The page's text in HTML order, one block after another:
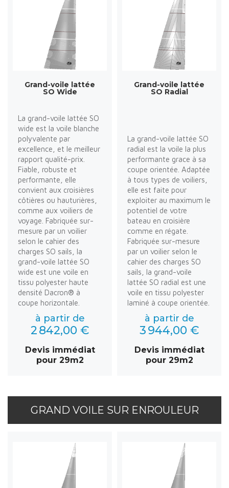
Grand-voile lattée
SO Wide
La grand-voile lattée SO
wide est la voile blanche
polyvalente par
excellence, et le meilleur
rapport qualité-prix.
Fiable, robuste et
performante, elle
convient aux croisières
côtières ou hauturières,
comme aux voiliers de
voyage. Fabriquée sur-
mesure par un voilier
selon le cahier des
charges SO sails, la
grand-voile lattée SO
wide est une voile en
tissu polyester haute
densité Dacron® à
coupe horizontale.
à partir de
2 842,00 €
Devis immédiat
pour 29m2
Grand-voile lattée
SO Radial
La grand-voile lattée SO
radial est la voile la plus
performante grace à sa
coupe orientée. Adaptée
à tous types de voiliers,
elle est faite pour
exploiter au maximum le
potentiel de votre
bateau en croisière
comme en régate.
Fabriquée sur-mesure
par un voilier selon le
cahier des charges SO
sails, la grand-voile
lattée SO radial est une
voile en tissu polyester
laminé à coupe orientée.
à partir de
3 944,00 €
Devis immédiat
pour 29m2
GRAND VOILE SUR ENROULEUR